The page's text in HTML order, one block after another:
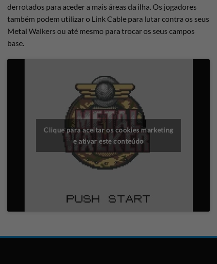
derrotados para aceder a mais áreas da ilha. Os jogadores
também podem utilizar o Link Cable para lutar contra os seus
Metal Walkers ou até mesmo para trocar os seus campos
base.
Clique para aceitar os cookies marketing
e ativar este conteúdo